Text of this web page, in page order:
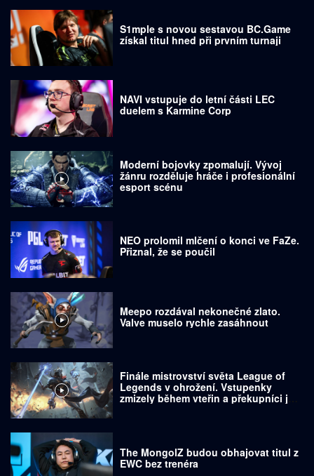
S1mple s novou sestavou BC.Game
získal titul hned při prvním turnaji
NAVI vstupuje do letní části LEC
duelem s Karmine Corp
Moderní bojovky zpomalují. Vývoj
žánru rozděluje hráče i profesionální
esport scénu
NEO prolomil mlčení o konci ve FaZe.
Přiznal, že se poučil
Meepo rozdával nekonečné zlato.
Valve muselo rychle zasáhnout
Finále mistrovství světa League of
Legends v ohrožení. Vstupenky
zmizely během vteřin a překupníci je
The MongolZ budou obhajovat titul z
EWC bez trenéra